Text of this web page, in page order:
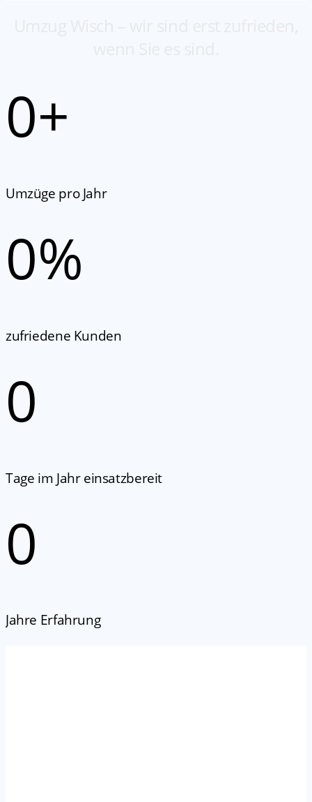
0+
Umzüge pro Jahr
0%
zufriedene Kunden
0
Tage im Jahr einsatzbereit
0
Jahre Erfahrung